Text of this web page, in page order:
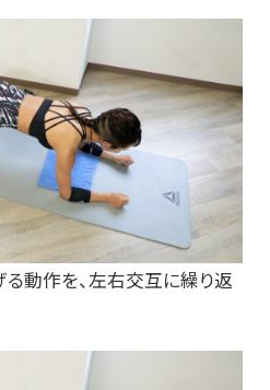
動作を、左右交互に繰り返